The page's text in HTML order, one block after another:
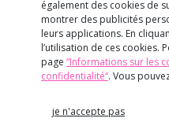
également des cookies de
montrer des publicités
leurs applications. En
l’utilisation de ces cookies.
page “Informations sur les
confidentialité“. Vous
je n'accepte pas